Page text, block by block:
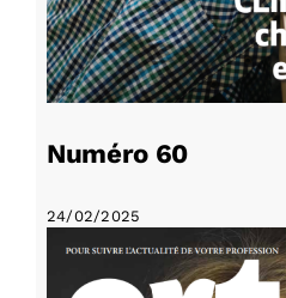
Numéro 60
24/02/2025